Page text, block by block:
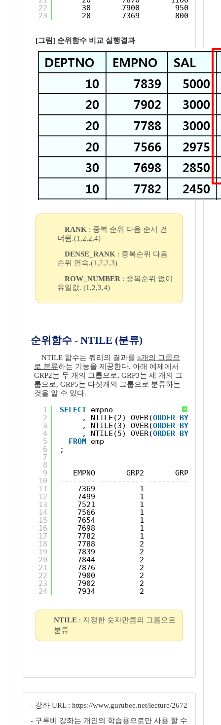
22
23
30       7900        950
20       7369        800
[그림] 순위함수 비교 실행결과
RANK : 중복 순위 다음 순서 건
너뜀.(1,2,2,4)
DENSE_RANK : 중복순위 다음
순위 연속.(1,2,2,3)
ROW_NUMBER : 중복순위 없이
유일값. (1,2,3,4)
순위함수 - NTILE (분류)
NTILE 함수는 쿼리의 결과를 n개의 그룹으
로 분류하는 기능을 제공한다. 아래 예제에서
GRP2는 두 개의 그룹으로, GRP3는 세 개의 그
룹으로, GRP5는 다섯개의 그룹으로 분류하는
것을 알 수 있다.
?
1
2
3
4
5
6
7
8
9
10
11
12
13
14
15
16
17
18
19
20
21
22
23
24
SELECT empno
, NTILE(2) OVER(ORDER BY
, NTILE(3) OVER(ORDER BY
, NTILE(5) OVER(ORDER BY
FROM emp
;
EMPNO       GRP2       GRP3
-------- ---------- ----------
7369          1          1
7499          1          1
7521          1          1
7566          1          1
7654          1          1
7698          1          2
7782          1          2
7788          2          2
7839          2          2
7844          2          2
7876          2          3
7900          2          3
7902          2          3
7934          2          3
NTILE : 지정한 숫자만큼의 그룹으로
분류
- 강좌 URL : https://www.gurubee.net/lecture/2672
- 구루비 강좌는 개인의 학습용으로만 사용 할 수